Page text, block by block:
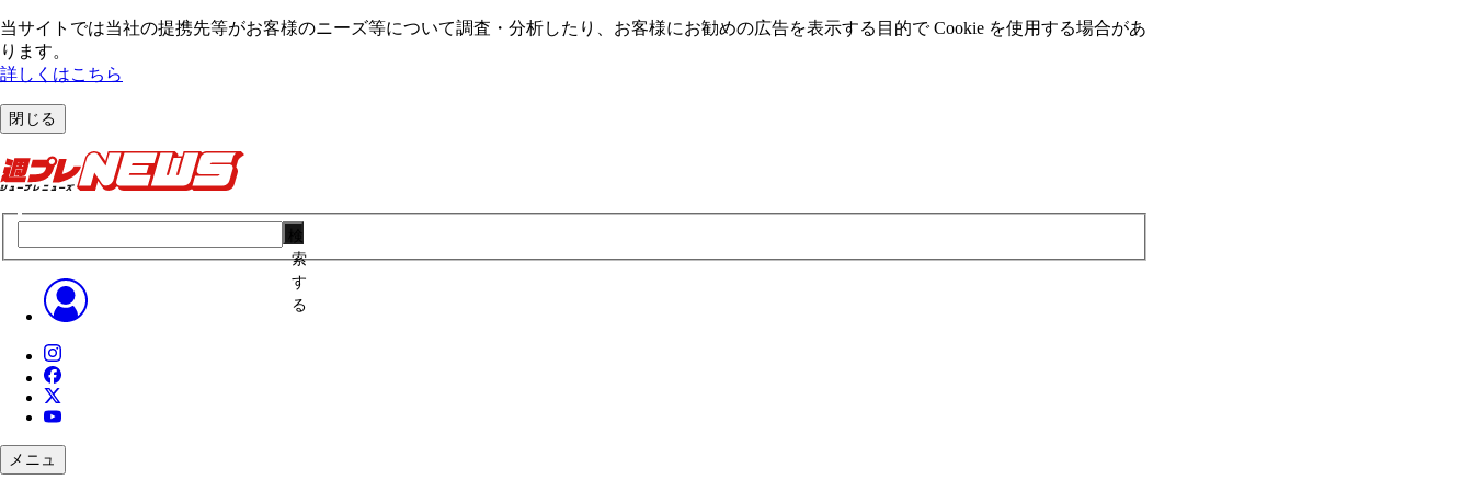
当サイトでは当社の提携先等がお客様のニーズ等について調査・分析したり、お客様にお勧めの広告を表⽰する⽬的で Cookie を使⽤する場合があ
ります。
詳しくはこちら
閉じる
索
す
る
メニュ